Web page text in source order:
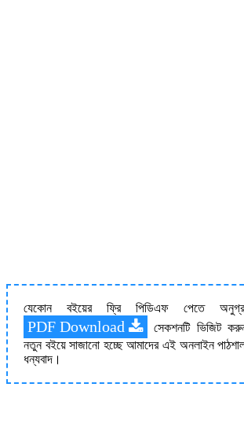
যেকোন বইয়ের ফ্রি পিডিএফ পেতে
PDF Download
সেকশনটি ভিজিট
নতুন বইয়ে সাজানো হচ্ছে আমাদের এই অনলাইন
ধন্যবাদ।